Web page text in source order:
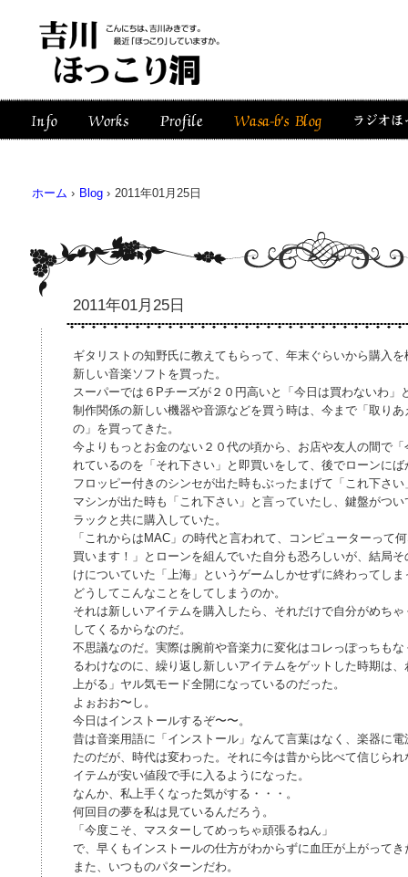
ホーム › Blog › 2011年01月25日
2011年01月25日
ギタリストの知野氏に教えてもらって、年末ぐらいから購入
新しい音楽ソフトを買った。
スーパーでは６Pチーズが２０円高いと「今日は買わないわ」
制作関係の新しい機器や音源などを買う時は、今まで「取り
の」を買ってきた。
今よりもっとお金のない２０代の頃から、お店や友人の間で
れているのを「それ下さい」と即買いをして、後でローンに
フロッピー付きのシンセが出た時もぶったまげて「これ下さ
マシンが出た時も「これ下さい」と言っていたし、鍵盤がつ
ラックと共に購入していた。
「これからはMAC」の時代と言われて、コンピューターって
買います！」とローンを組んでいた自分も恐ろしいが、結局
けについていた「上海」というゲームしかせずに終わってし
どうしてこんなことをしてしまうのか。
それは新しいアイテムを購入したら、それだけで自分がめち
してくるからなのだ。
不思議なのだ。実際は腕前や音楽力に変化はコレっぽっちも
るわけなのに、繰り返し新しいアイテムをゲットした時期は
上がる」ヤル気モード全開になっているのだった。
よぉおお〜し。
今日はインストールするぞ〜〜。
昔は音楽用語に「インストール」なんて言葉はなく、楽器に
たのだが、時代は変わった。それに今は昔から比べて信じら
イテムが安い値段で手に入るようになった。
なんか、私上手くなった気がする・・・。
何回目の夢を私は見ているんだろう。
「今度こそ、マスターしてめっちゃ頑張るねん」
で、早くもインストールの仕方がわからずに血圧が上がってき
また、いつものパターンだわ。